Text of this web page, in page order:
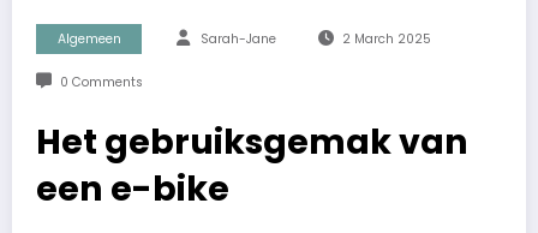
Algemeen Sarah-Jane 2 March 2025
0 Comments
Het gebruiksgemak van
een e-bike